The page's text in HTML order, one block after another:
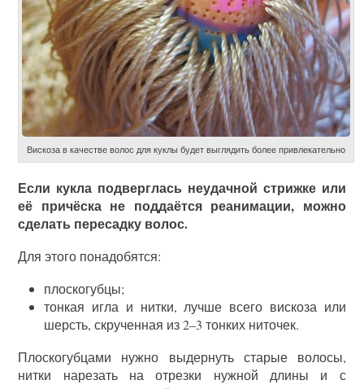
Вискоза в качестве волос для куклы будет выглядить более привлекательно
Если кукла подверглась неудачной стрижке или
её причёска не поддаётся реанимации, можно
сделать пересадку волос.
Для этого понадобятся:
плоскогубцы;
тонкая игла и нитки, лучше всего вискоза или
шерсть, скрученная из 2–3 тонких ниточек.
Плоскогубцами нужно выдернуть старые волосы,
нитки нарезать на отрезки нужной длины и с